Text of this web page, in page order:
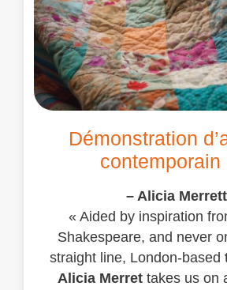
Démonstration
contemporain
– Alicia Merrett
« Aided by inspiration
Shakespeare, and never
straight line, London-based
Alicia Merrettakes us on